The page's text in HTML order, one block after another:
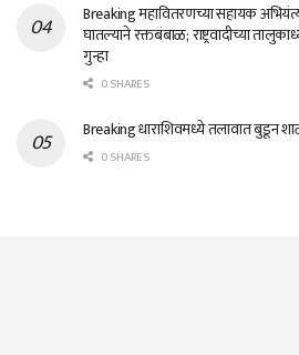
Breaking महावितरणच्या सहायक
घातल्याने रक्तबंबाळ; राष्ट्रवादीच्या
गुन्हा
0 SHARES
Breaking धाराशिवमध्ये तलावात बुडून
0 SHARES